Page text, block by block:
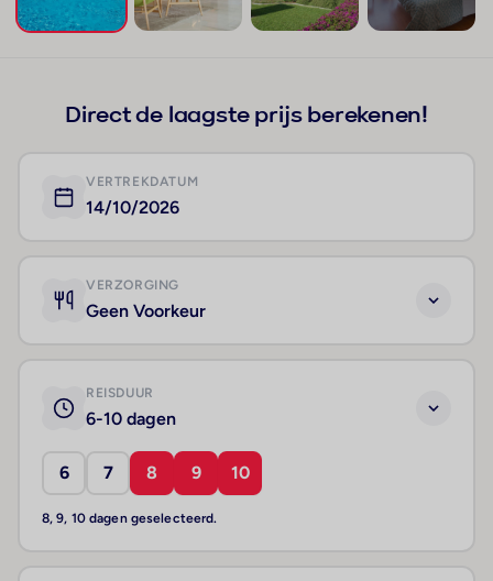
Direct de laagste prijs berekenen!
VERTREKDATUM
14/10/2026
VERZORGING
Geen Voorkeur
REISDUUR
6-10 dagen
6 7 8 9 10
8, 9, 10 dagen geselecteerd.